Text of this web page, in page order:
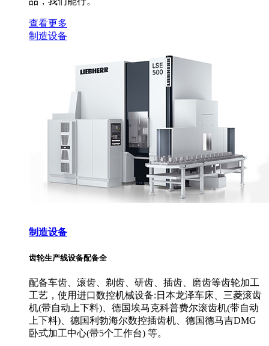
查看更多
制造设备
制造设备
齿轮生产线设备配备全
配备车齿、滚齿、剃齿、研齿、插齿、磨齿等齿轮加工
工艺，使用进口数控机械设备:日本龙泽车床、三菱滚齿
机(带自动上下料)、德国埃马克科普费尔滚齿机(带自动
上下料)、德国利勃海尔数控插齿机、德国德马吉DMG
卧式加工中心(带5个工作台) 等。